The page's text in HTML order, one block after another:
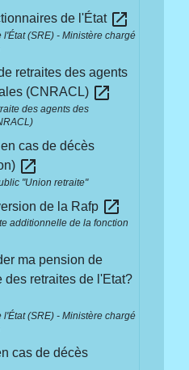
de l'État open_in_new
(SRE) - Ministère chargé
retraites des agents
(CNRACL) open_in_new
des agents des
cas de décès
open_in_new
"Union retraite"
de la Rafp open_in_new
additionnelle de la fonction
ma pension de
des retraites de l'Etat?
(SRE) - Ministère chargé
cas de décès